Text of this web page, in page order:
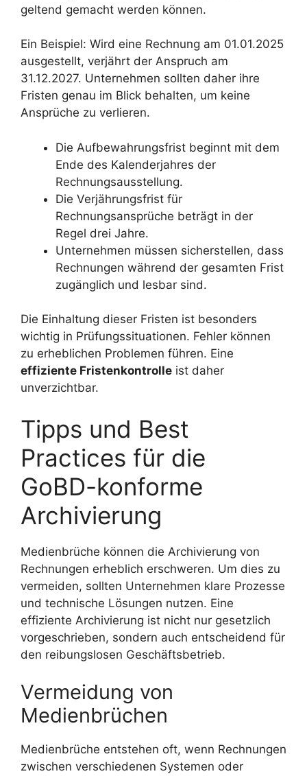
geltend gemacht werden können.
Ein Beispiel: Wird eine Rechnung am 01.01.2025
ausgestellt, verjährt der Anspruch am
31.12.2027. Unternehmen sollten daher ihre
Fristen genau im Blick behalten, um keine
Ansprüche zu verlieren.
Die Aufbewahrungsfrist beginnt mit dem
Ende des Kalenderjahres der
Rechnungsausstellung.
Die Verjährungsfrist für
Rechnungsansprüche beträgt in der
Regel drei Jahre.
Unternehmen müssen sicherstellen, dass
Rechnungen während der gesamten Frist
zugänglich und lesbar sind.
Die Einhaltung dieser Fristen ist besonders
wichtig in Prüfungssituationen. Fehler können
zu erheblichen Problemen führen. Eine
effiziente Fristenkontrolle ist daher
unverzichtbar.
Tipps und Best
Practices für die
GoBD-konforme
Archivierung
Medienbrüche können die Archivierung von
Rechnungen erheblich erschweren. Um dies zu
vermeiden, sollten Unternehmen klare Prozesse
und technische Lösungen nutzen. Eine
effiziente Archivierung ist nicht nur gesetzlich
vorgeschrieben, sondern auch entscheidend für
den reibungslosen Geschäftsbetrieb.
Vermeidung von
Medienbrüchen
Medienbrüche entstehen oft, wenn Rechnungen
zwischen verschiedenen Systemen oder